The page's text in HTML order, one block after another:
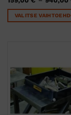
VALITSE
muunnelma.
tehdä
valinnat
tuotteen